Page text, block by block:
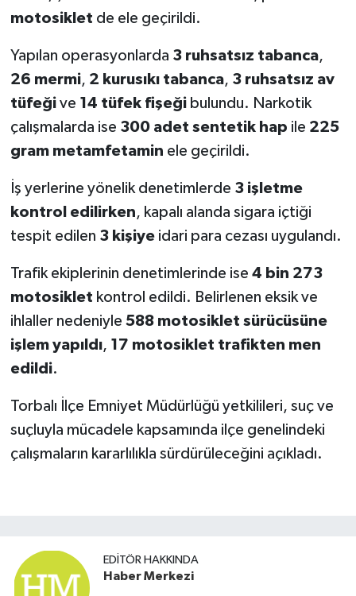
motosiklet de ele geçirildi.
Yapılan operasyonlarda 3 ruhsatsız tabanca,
26 mermi, 2 kurusıkı tabanca, 3 ruhsatsız av
tüfeğive 14 tüfek fişeğibulundu. Narkotik
çalışmalarda ise 300 adet sentetik hap ile 225
gram metamfetamin ele geçirildi.
İş yerlerine yönelik denetimlerde 3 işletme
kontrol edilirken, kapalı alanda sigara içtiği
tespit edilen 3 kişiyeidari para cezası uygulandı.
Trafik ekiplerinin denetimlerinde ise 4 bin 273
motosiklet kontrol edildi. Belirlenen eksik ve
ihlaller nedeniyle 588 motosiklet sürücüsüne
işlem yapıldı, 17 motosiklet trafikten men
edildi.
Torbalı İlçe Emniyet Müdürlüğü yetkilileri, suç ve
suçluyla mücadele kapsamında ilçe genelindeki
çalışmaların kararlılıkla sürdürüleceğini açıkladı.
EDITÖR HAKKINDA
Haber Merkezi